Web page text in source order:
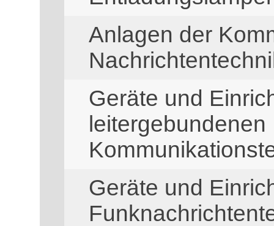
Anlagen der
Geräte und
Geräte und